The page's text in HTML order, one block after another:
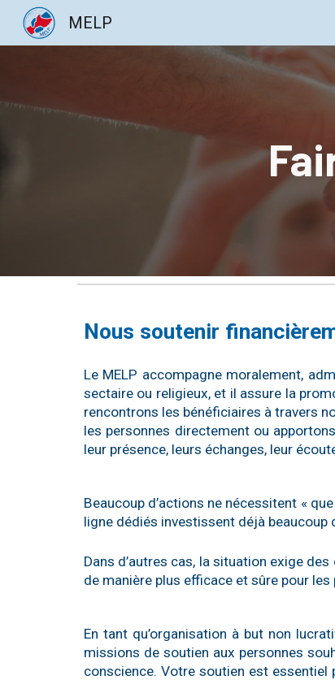
MELP
Nous soutenir f
Le MELP accompagne moralement,
sectaire ou religieux, et il assure la
rencontrons les bénéficiaires à travers
les personnes directement ou
leur présence, leurs échanges, leur
Beaucoup d’actions ne nécessitent «
ligne dédiés investissent déjà beaucoup
Dans d’autres cas, la situation exige
de manière plus efficace et sûre pour
En tant qu’organisation à but non
missions de soutien aux personnes
conscience. Votre soutien est essentiel